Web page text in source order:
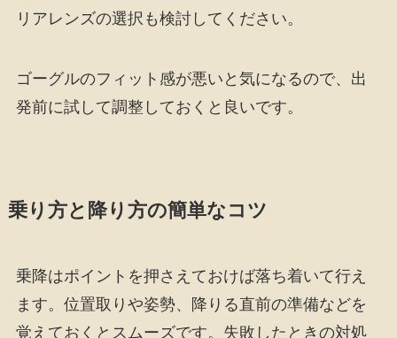
リアレンズの選択も検討してください。
ゴーグルのフィット感が悪いと気になるので、出
発前に試して調整しておくと良いです。
乗り方と降り方の簡単なコツ
乗降はポイントを押さえておけば落ち着いて行え
ます。位置取りや姿勢、降りる直前の準備などを
覚えておくとスムーズです。失敗したときの対処